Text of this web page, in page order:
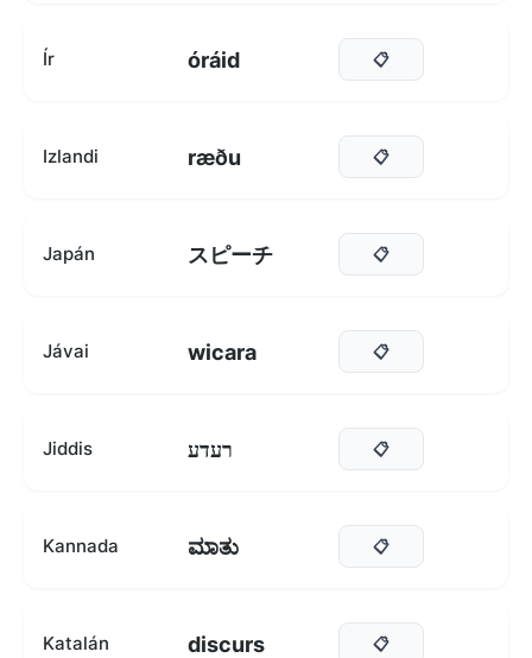
Ír óráid 📋
Izlandi ræðu 📋
Japán スピーチ 📋
Jávai wicara 📋
Jiddis רעדע 📋
Kannada ಮಾತು 📋
Katalán discurs 📋